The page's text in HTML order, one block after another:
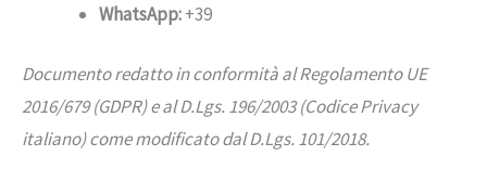
WhatsApp:+39
Documento redatto in conformità al Regolamento UE
2016/679 (GDPR) e al D.Lgs. 196/2003 (Codice Privacy
italiano) come modificato dal D.Lgs. 101/2018.